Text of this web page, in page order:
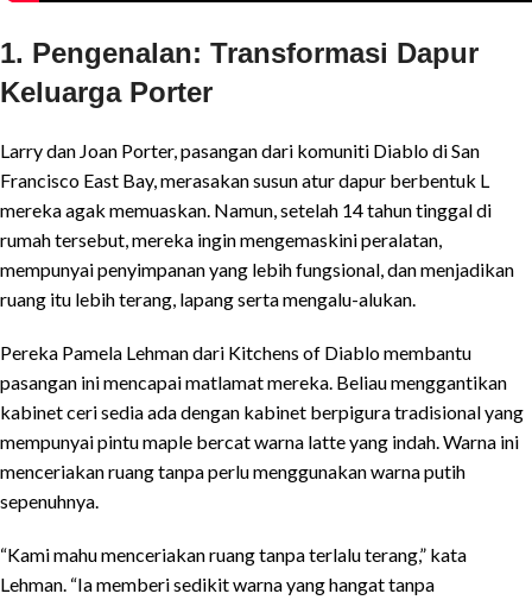
1. Pengenalan: Transformasi Dapur
Keluarga Porter
Larry dan Joan Porter, pasangan dari komuniti Diablo di San
Francisco East Bay, merasakan susun atur dapur berbentuk L
mereka agak memuaskan. Namun, setelah 14 tahun tinggal di
rumah tersebut, mereka ingin mengemaskini peralatan,
mempunyai penyimpanan yang lebih fungsional, dan menjadikan
ruang itu lebih terang, lapang serta mengalu-alukan.
Pereka Pamela Lehman dari Kitchens of Diablo membantu
pasangan ini mencapai matlamat mereka. Beliau menggantikan
kabinet ceri sedia ada dengan kabinet berpigura tradisional yang
mempunyai pintu maple bercat warna latte yang indah. Warna ini
menceriakan ruang tanpa perlu menggunakan warna putih
sepenuhnya.
“Kami mahu menceriakan ruang tanpa terlalu terang,” kata
Lehman. “Ia memberi sedikit warna yang hangat tanpa